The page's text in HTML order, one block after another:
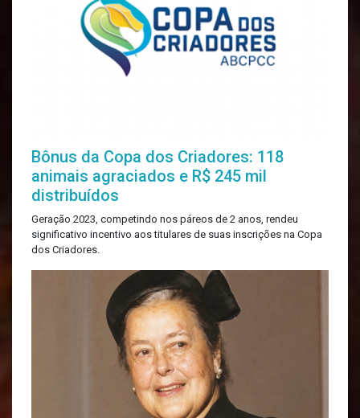
Bônus da Copa dos Criadores: 118
animais agraciados e R$ 245 mil
distribuídos
Geração 2023, competindo nos páreos de 2 anos, rendeu
significativo incentivo aos titulares de suas inscrições na Copa
dos Criadores.